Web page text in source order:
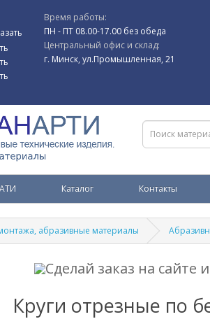
Время работы:
ПН - ПТ 08.00-17.00 без обеда
Центральный офис и склад:
г. Минск, ул.Промышленная, 21
АТИ Каталог Контакты
абразивные материалы
Сделай заказ на сайте
Круги отрезные по